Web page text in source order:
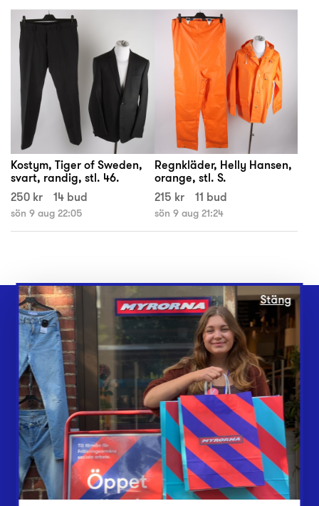
Kostym, Tiger of Sweden,
svart, randig, stl. 46.
250 kr
14 bud
sön 9 aug 22:05
Regnkläder, Helly Hansen,
orange, stl. S.
215 kr
11 bud
sön 9 aug 21:24
Webbshop
Butiker
Lämna in
Vårt överskott
Inlämningsplatser
Om Myrorna
Lediga jobb
Pressrum
Stäng